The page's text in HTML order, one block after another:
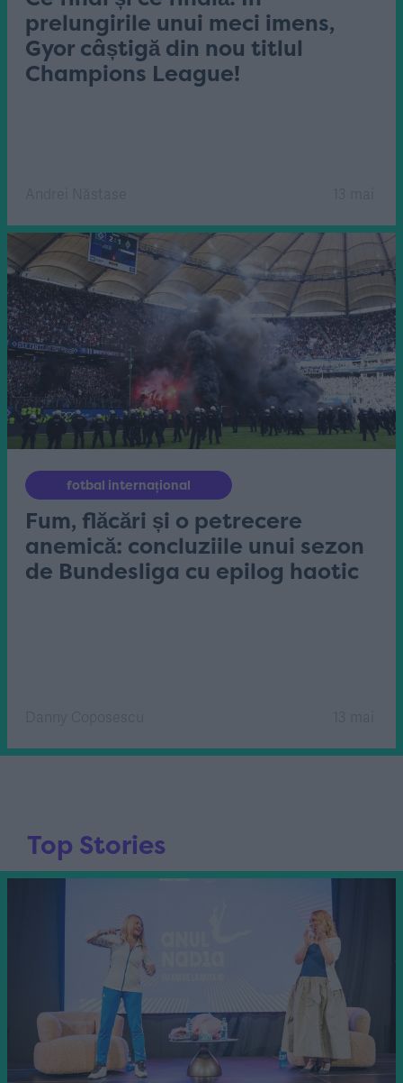
prelungirile unui meci imens,
Gyor câștigă din nou titlul
Champions League!
fotbal internațional
Fum, flăcări și o petrecere
anemică: concluziile unui sezon
de Bundesliga cu epilog haotic
Top Stories